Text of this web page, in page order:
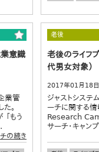
意識
業管
。
「もう
の続き
老後
老後のライフ
代男女対象）
2017年01月18日
ジャストシステ
ーチに関する
Research
サーチ・キャンプ